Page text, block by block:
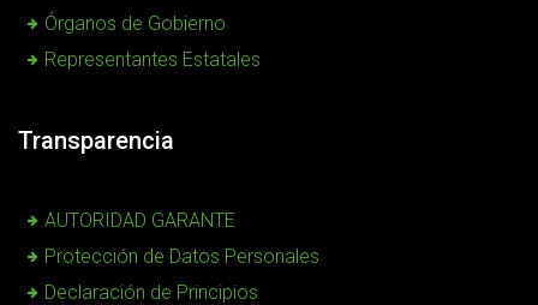
Órganos de Gobierno
Representantes Estatales
Transparencia
AUTORIDAD GARANTE
Protección de Datos Personales
Declaración de Principios